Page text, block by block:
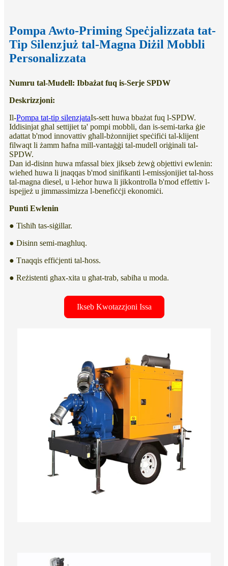
Pompa Awto-Priming Speċjalizzata tat-
Tip Silenzjuż tal-Magna Diżil Mobbli
Personalizzata
Numru tal-Mudell: Ibbażat fuq is-Serje SPDW
Deskrizzjoni:
Il-Pompa tat-tip silenzjataIs-sett huwa bbażat fuq l-SPDW.
Iddisinjat għal settijiet ta' pompi mobbli, dan is-semi-tarka ġie
adattat b'mod innovattiv għall-bżonnijiet speċifiċi tal-klijent
filwaqt li żamm ħafna mill-vantaġġi tal-mudell oriġinali tal-
SPDW.
Dan id-disinn huwa mfassal biex jikseb żewġ objettivi ewlenin:
wieħed huwa li jnaqqas b'mod sinifikanti l-emissjonijiet tal-ħoss
tal-magna diesel, u l-ieħor huwa li jikkontrolla b'mod effettiv l-
ispejjeż u jimmassimizza l-benefiċċji ekonomiċi.
Punti Ewlenin
● Tisħiħ tas-siġillar.
● Disinn semi-magħluq.
● Tnaqqis effiċjenti tal-ħoss.
● Reżistenti għax-xita u għat-trab, sabiħa u moda.
Ikseb Kwotazzjoni Issa